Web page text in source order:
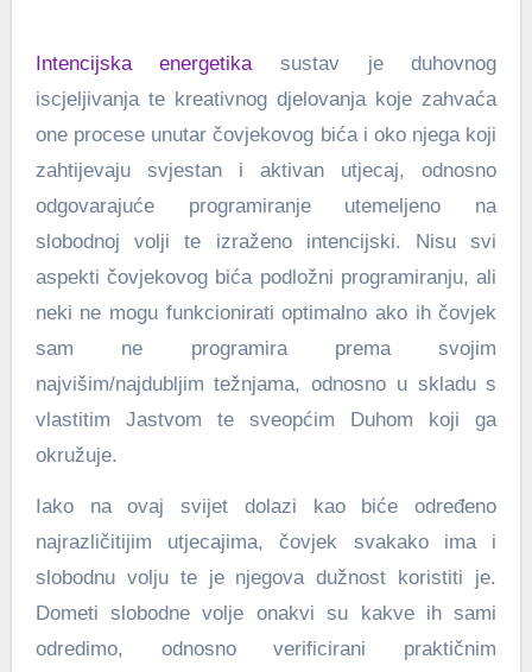
Intencijska energetikasustav je duhovnog
iscjeljivanja te kreativnog djelovanja koje zahvaća
one procese unutar čovjekovog bića i oko njega koji
zahtijevaju svjestan i aktivan utjecaj, odnosno
odgovarajuće programiranje utemeljeno na
slobodnoj volji te izraženo intencijski. Nisu svi
aspekti čovjekovog bića podložni programiranju, ali
neki ne mogu funkcionirati optimalno ako ih čovjek
sam ne programira prema svojim
najvišim/najdubljim težnjama, odnosno u skladu s
vlastitim Jastvom te sveopćim Duhom koji ga
okružuje.
Iako na ovaj svijet dolazi kao biće određeno
najrazličitijim utjecajima, čovjek svakako ima i
slobodnu volju te je njegova dužnost koristiti je.
Dometi slobodne volje onakvi su kakve ih sami
odredimo, odnosno verificirani praktičnim